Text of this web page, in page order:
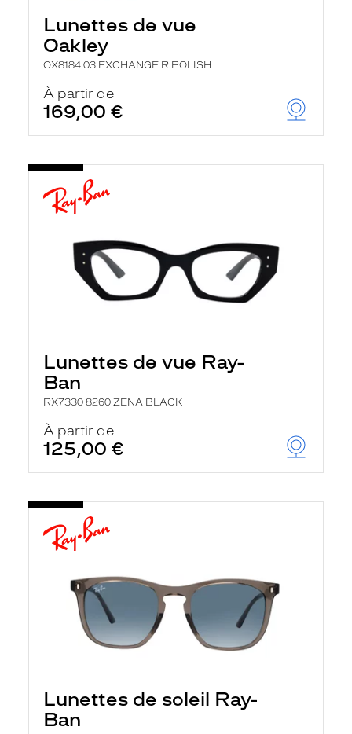
Lunettes de vue
Oakley
OX8184 03 EXCHANGE R POLISH
À partir de
169,00 €
Lunettes de vue Ray-
Ban
RX7330 8260 ZENA BLACK
À partir de
125,00 €
Lunettes de soleil Ray-
Ban